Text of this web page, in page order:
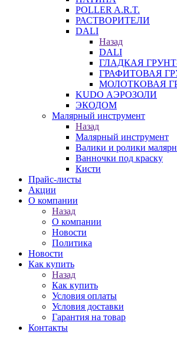
POLLER A.R.T.
РАСТВОРИТЕЛИ
DALI
Назад
DALI
ГЛАДКАЯ
ГРАФИТОВАЯ
МОЛОТКОВАЯ
KUDO АЭРОЗОЛИ
ЭКОДОМ
Малярный инструмент
Назад
Малярный инструмент
Валики и ролики
Ванночки под краску
Кисти
Прайс-листы
Акции
О компании
Назад
О компании
Новости
Политика
Новости
Как купить
Назад
Как купить
Условия оплаты
Условия доставки
Гарантия на товар
Контакты